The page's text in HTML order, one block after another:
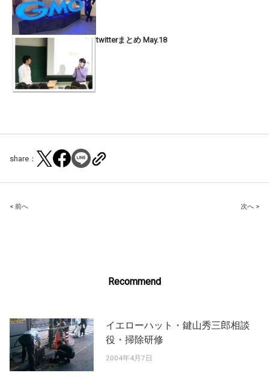
twitterまとめ May.18
share：
Post
< 前へ 次へ >
Recommend
イエローハット・鍵山秀三郎相談
役・掃除研修
2004年4月7日